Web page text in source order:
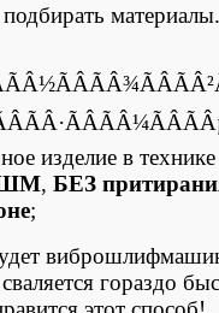
материалы.
изделие в
, БЕЗ
;
гораздо